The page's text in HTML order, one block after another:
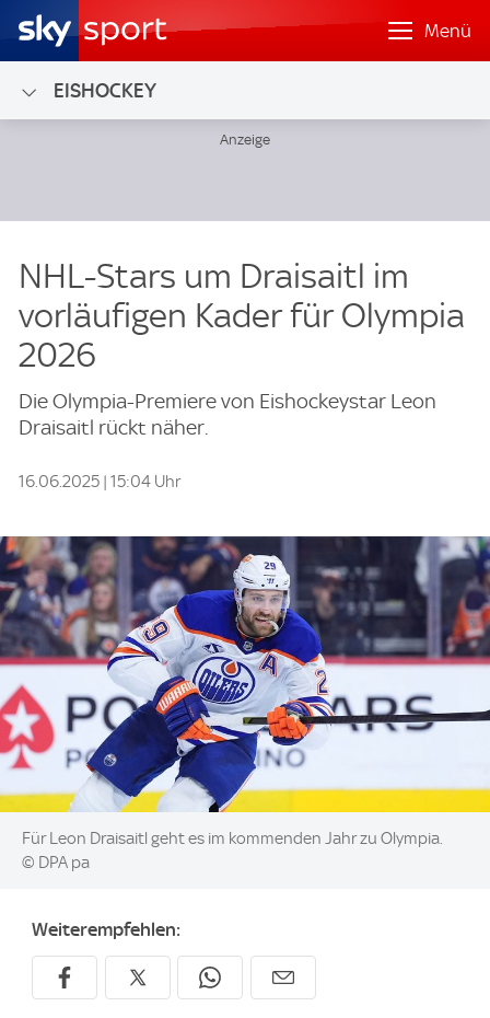
Menü
EISHOCKEY
NHL-Stars um Draisaitl im
vorläufigen Kader für Olympia
2026
Die Olympia-Premiere von Eishockeystar Leon
Draisaitl rückt näher.
16.06.2025 | 15:04 Uhr
Image:
Für Leon Draisaitl geht es im kommenden Jahr zu Olympia.
© DPA pa
Weiterempfehlen: